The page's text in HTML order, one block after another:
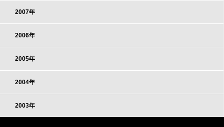
2007年
2006年
2005年
2004年
2003年